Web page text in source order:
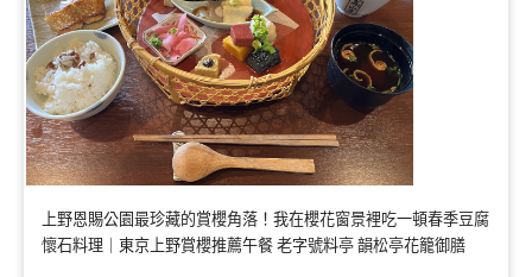
上野恩賜公園最珍藏的賞櫻角落！我在櫻花窗景裡吃一頓春季豆腐
懷石料理｜東京上野賞櫻推薦午餐 老字號料亭 韻松亭花籠御膳